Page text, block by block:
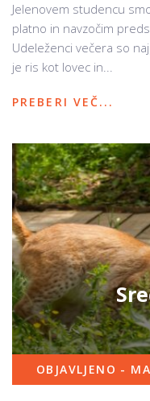
Jelenovem studencu
platno in navzočim
Udeleženci večera so
je ris kot lovec in...
PREBERI VEČ...
OBJAVLJENO -